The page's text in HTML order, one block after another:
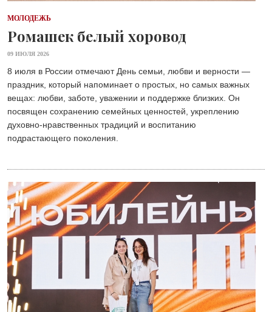
МОЛОДЕЖЬ
Ромашек белый хоровод
09 ИЮЛЯ 2026
8 июля в России отмечают День семьи, любви и верности —
праздник, который напоминает о простых, но самых важных
вещах: любви, заботе, уважении и поддержке близких. Он
посвящен сохранению семейных ценностей, укреплению
духовно-нравственных традиций и воспитанию
подрастающего поколения.